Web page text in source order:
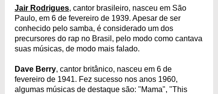
Jair Rodrigues, cantor brasileiro, nasceu em São
Paulo, em 6 de fevereiro de 1939. Apesar de ser
conhecido pelo samba, é considerado um dos
precursores do rap no Brasil, pelo modo como cantava
suas músicas, de modo mais falado.
Dave Berry, cantor britânico, nasceu em 6 de
fevereiro de 1941. Fez sucesso nos anos 1960,
algumas músicas de destaque são: "Mama", "This